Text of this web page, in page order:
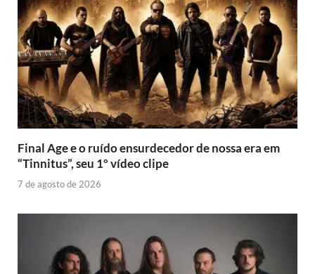
Final Age e o ruído ensurdecedor de nossa era em
“Tinnitus”, seu 1º vídeo clipe
7 de agosto de 2026